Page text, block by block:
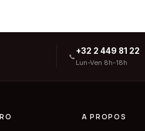
📞
+32 2 449 81 22
Lun-Ven 8h-18h
A PROPOS